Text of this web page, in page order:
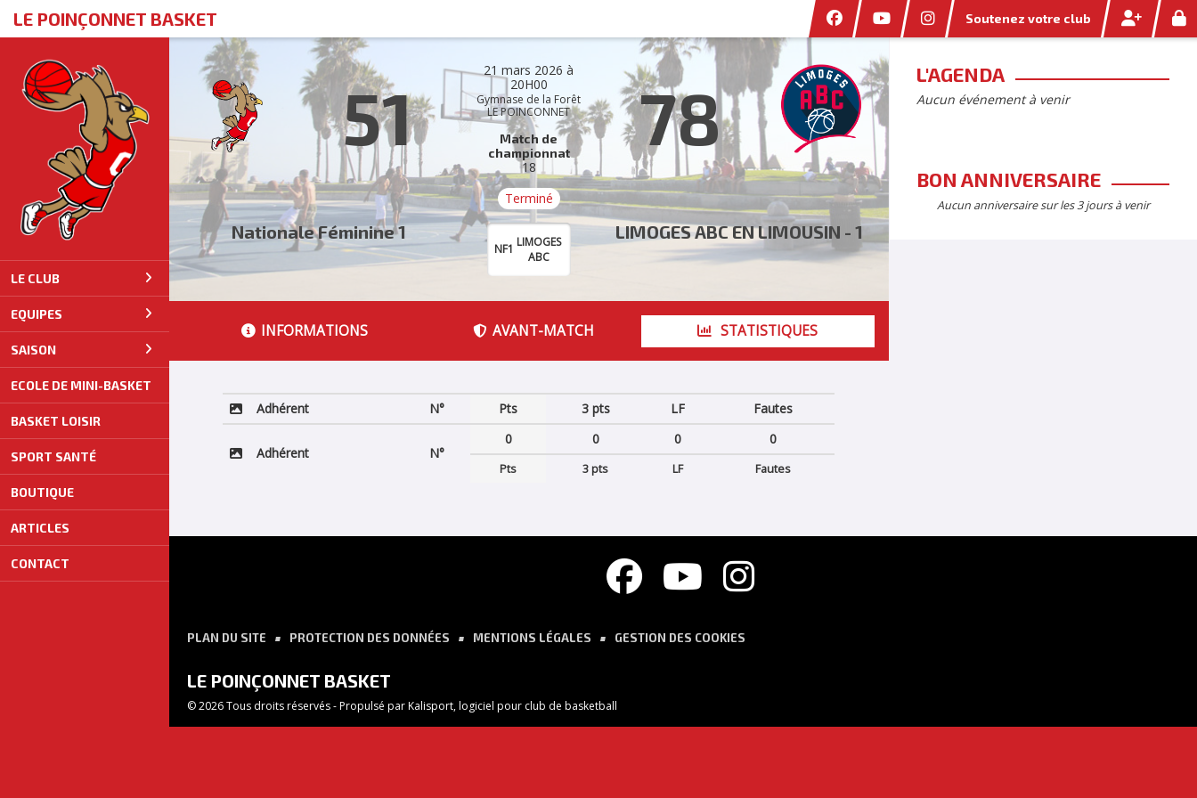
LE POINÇONNET BASKET Soutenez votre club
LE CLUB
EQUIPES
SAISON
ECOLE DE MINI-BASKET
BASKET LOISIR
SPORT SANTÉ
BOUTIQUE
ARTICLES
CONTACT
21 mars 2026 à
20H00
Gymnase de la Forêt
LE POINCONNET
Match de
championnat
18
Terminé
51 78
Nationale Féminine 1 LIMOGES ABC EN LIMOUSIN - 1
NF1 LIMOGES
ABC
INFORMATIONS AVANT-MATCH STATISTIQUES
Adhérent N° Pts 3 pts LF Fautes
Adhérent N°
0 0 0 0
Pts 3 pts LF Fautes
L'AGENDA
Aucun événement à venir
BON ANNIVERSAIRE
Aucun anniversaire sur les 3 jours à venir
PLAN DU SITE PROTECTION DES DONNÉES MENTIONS LÉGALES GESTION DES COOKIES
LE POINÇONNET BASKET
© 2026 Tous droits réservés - Propulsé parKalisport, logiciel pour club de basketball